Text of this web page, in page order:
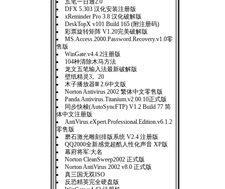
五笔一日通2.0
DFX 5.303 汉化安装注册版
xReminder Pro 3.8 汉化破解版
DeskTopX v101 Build 165 (附注册码)
彩票旋转矩阵 V1.20完美破解版
MS.Access.2000.Password.Recovery.v1.0零
售版
WinGate.v4.4.2注册版
104种清除木马方法
龙文五笔输入法最新破解版
壁纸精灵3。20
木子播放器Ⅲ 2.6中文版
Norton Antivirus 2002 繁体中文零售版
Panda.Antivirus.Titanium.v2.00.10正式版
同步快梭(AutoSyncFTP) V1.2 Build 77 简
体中文注册版
AntiVirus.eXpert.Professional.Edition.v6.1.2
零售版
磨石激光雕刻排版系统 V2.4 注册版
QQ2000全新感觉超酷人性化声音 XP版
幕府将军:大名
Norton CleanSweep2002 正式版
Norton AntiVirus 2002 v8.0 正式版
真三国无双ISO
反恐精英完全硬盘版